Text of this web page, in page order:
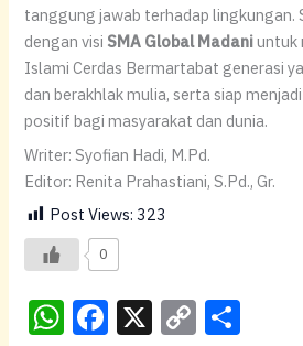
tanggung jawab terhadap lingkungan.
dengan visi SMA Global Madaniuntuk
Islami Cerdas Bermartabat generasi
dan berakhlak mulia, serta siap
positif bagi masyarakat dan dunia.
Writer: Syofian Hadi, M.Pd.
Editor: Renita Prahastiani, S.Pd., Gr.
Post Views: 323
0
W F X C